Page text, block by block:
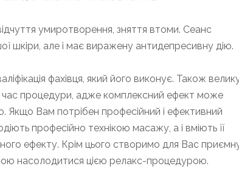
умиротворення, зняття втоми. Сеанс
шкіри, але і має виражену антидепресивну дію.
фахівця, який його виконує. Також
час процедури, адже комплексний ефект може
Якщо Вам потрібен професійний і ефективний
професійно технікою масажу, а і вміють її
ефекту. Крім цього створимо для Вас
насолодитися цією релакс-процедурою.